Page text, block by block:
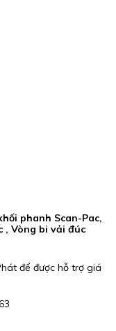
phanh Scan-Pac,
, Vòng bi vải đúc
để được hỗ trợ giá